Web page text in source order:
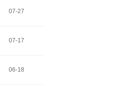
07-27
07-17
06-18